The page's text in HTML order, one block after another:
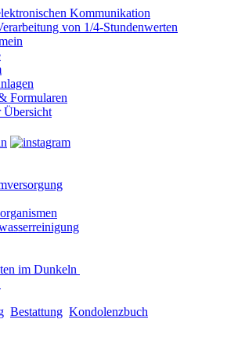
Kommunikation
von 1/4-Stundenwerten
Formularen
Übersicht
Bestattung Kondolenzbuch